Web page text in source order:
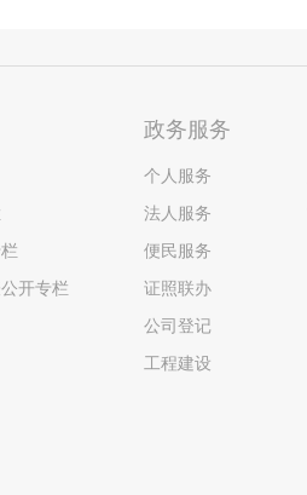
开专栏
政务服务
个人服务
法人服务
便民服务
证照联办
公司登记
工程建设